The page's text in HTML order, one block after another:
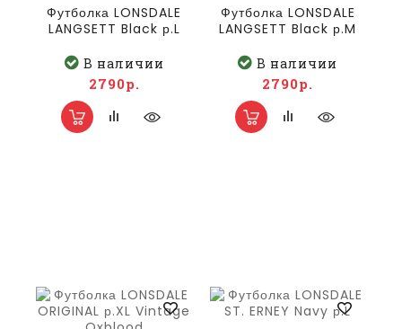
Футболка LONSDALE
LANGSETT Black р.L
В наличии
2790р.
Футболка LONSDALE
LANGSETT Black р.M
В наличии
2790р.